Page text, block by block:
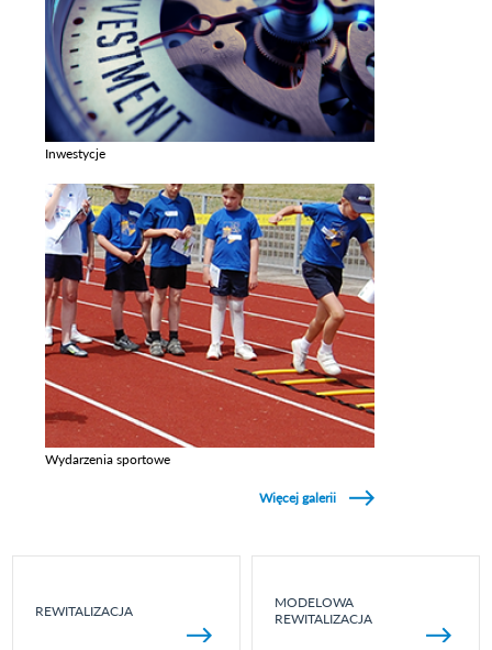
Inwestycje
Wydarzenia sportowe
Więcej galerii
REWITALIZACJA
MODELOWA
REWITALIZACJA